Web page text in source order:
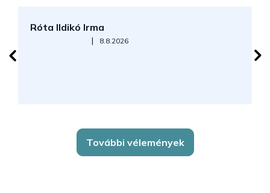
Róta Ildikó Irma
Az áruház értékelése 5-ből 5 csillag.
| 8.8.2026
További vélemények